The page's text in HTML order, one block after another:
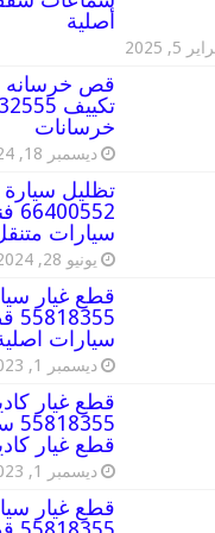
أصلية
5, 2025
قص خرسانه
خرسانات
ديسمبر 18, 2024
تظليل سيارة
سيارات
يونيو 28, 2024
قطع غيار
سيارات
ديسمبر 1, 2023
قطع غيار
قطع غيار
ديسمبر 1, 2023
قطع غيار